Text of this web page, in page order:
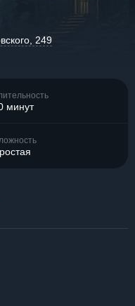
249
минут